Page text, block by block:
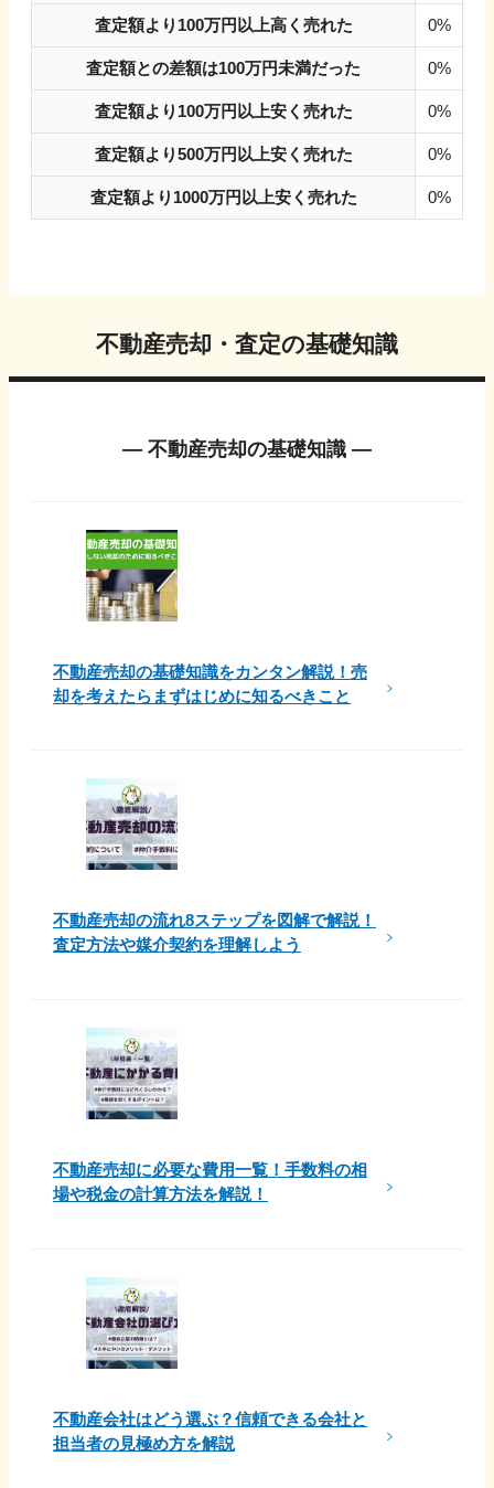
査定額より100万円以上高く売れた 0%
査定額との差額は100万円未満だった 0%
査定額より100万円以上安く売れた 0%
査定額より500万円以上安く売れた 0%
査定額より1000万円以上安く売れた 0%
不動産売却・査定の基礎知識
― 不動産売却の基礎知識 ―
不動産売却の基礎知識をカンタン解説！売
却を考えたらまずはじめに知るべきこと
不動産売却の流れ8ステップを図解で解説！
査定方法や媒介契約を理解しよう
不動産売却に必要な費用一覧！手数料の相
場や税金の計算方法を解説！
不動産会社はどう選ぶ？信頼できる会社と
担当者の見極め方を解説